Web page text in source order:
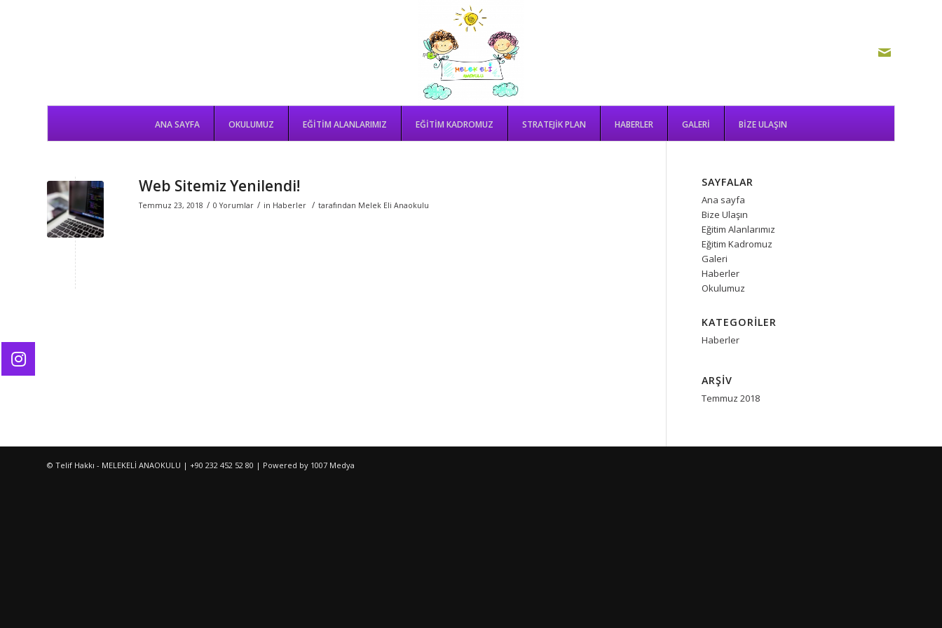
ANA SAYFA OKULUMUZ EĞITIM ALANLARIMIZ EĞITIM KADROMUZ STRATEJIK PLAN HABERLER GALERI BIZE ULAŞIN
Web Sitemiz Yenilendi!
Temmuz 23, 2018 / 0 Yorumlar / in Haberler / tarafından Melek Eli Anaokulu
SAYFALAR
Ana sayfa
Bize Ulaşın
Eğitim Alanlarımız
Eğitim Kadromuz
Galeri
Haberler
Okulumuz
KATEGORILER
Haberler
ARŞIV
Temmuz 2018
© Telif Hakkı - MELEKELİ ANAOKULU | +90 232 452 52 80 | Powered by 1007 Medya
EĞITIM KADROMUZ